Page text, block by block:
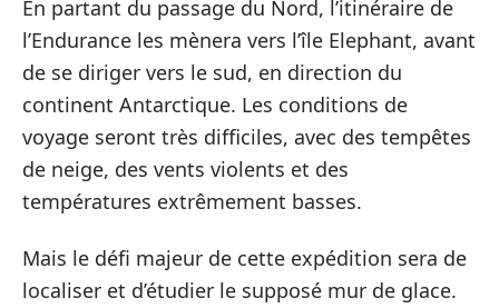
En partant du passage du Nord, l’itinéraire de
l’Endurance les mènera vers l’île Elephant, avant
de se diriger vers le sud, en direction du
continent Antarctique. Les conditions de
voyage seront très difficiles, avec des tempêtes
de neige, des vents violents et des
températures extrêmement basses.
Mais le défi majeur de cette expédition sera de
localiser et d’étudier le supposé mur de glace.